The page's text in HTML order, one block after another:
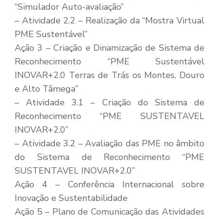
“Simulador Auto-avaliação”
– Atividade 2.2 – Realização da “Mostra Virtual
PME Sustentável”
Ação 3 – Criação e Dinamização de Sistema de
Reconhecimento “PME Sustentável
INOVAR+2.0 Terras de Trás os Montes, Douro
e Alto Tâmega”
– Atividade 3.1 – Criação do Sistema de
Reconhecimento “PME SUSTENTAVEL
INOVAR+2.0”
– Atividade 3.2 – Avaliação das PME no âmbito
do Sistema de Reconhecimento “PME
SUSTENTAVEL INOVAR+2.0”
Ação 4 – Conferência Internacional sobre
Inovação e Sustentabilidade
Ação 5 – Plano de Comunicação das Atividades